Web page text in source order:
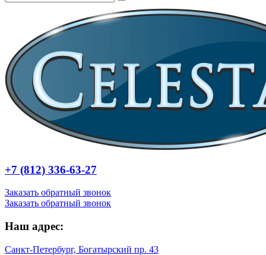
+7 (812) 336-63-27
Заказать обратный звонок
Заказать обратный звонок
Наш адрес:
Санкт-Петербург, Богатырский пр. 43